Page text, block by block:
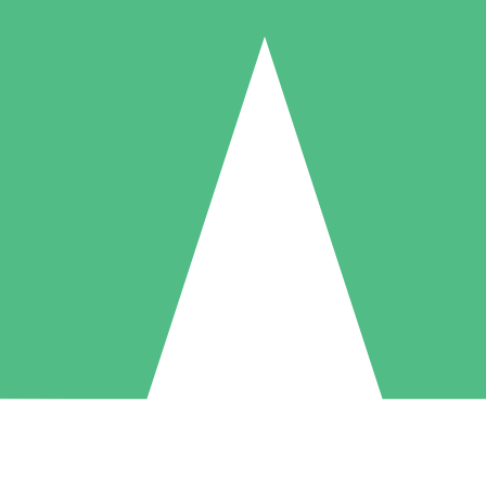
Individuele Creditpakketten
per gebruik met downloadtegoeden. Geen maandelijkse verplichting
5 Downloaden
US$